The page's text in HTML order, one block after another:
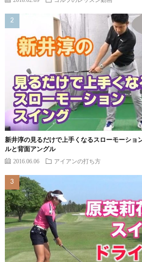
新井淳の見るだけで上手くなるスローモーショ
ルと背面アングル
2016.06.06 アイアンの打ち方